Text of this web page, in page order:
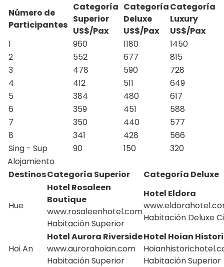
Número de
Participantes
Categoría
Superior
US$/Pax
Categoría
Deluxe
US$/Pax
Categoría
Luxury
US$/Pax
1
960 1180
1450
2
552 677
815
3
478 590
728
4
412 511
649
5
384 480
617
6
359 451
588
7
350 440
577
8
341 428
566
Sing - Sup
90 150
320
Alojamiento
DestinosCategoría Superior Categoría Deluxe
Hue
Hotel Rosaleen
Boutique
www.rosaleenhotel.com
Habitación Superior
Hotel Eldora
Habitación Deluxe
Hoi An
Hotel Aurora Riverside
www.aurorahoian.com
Habitación Superior
Hotel Hoian
Habitación Superior